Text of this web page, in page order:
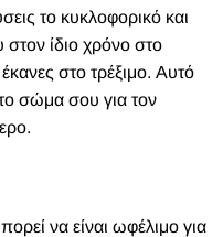
το κυκλοφορικό και
ίδιο χρόνο στο
στο τρέξιμο. Αυτό
σώμα σου για τον
να είναι ωφέλιμο για